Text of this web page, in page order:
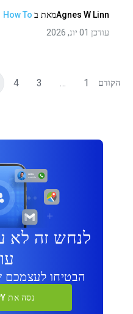
Agnes W Linnמאת ב How To
עודכן 01 יונ, 2026
הקודם 1
…
3
4
הבטיחו לעצמכם
נסה את MSPY עכשיו